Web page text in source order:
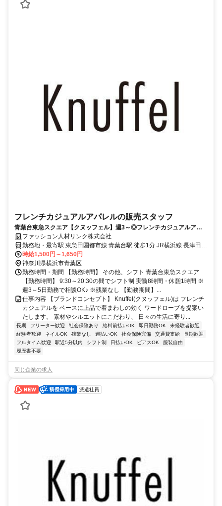
フレンチカジュアルアパレルの販売スタッフ
青葉台東急スクエア【クヌッフェル】週3～◎フレンチカジュアルアパ
レル◆時給1500円～♪
ファッション人材リンク株式会社
勤務地・最寄駅 東急田園都市線 青葉台駅 徒歩1分 JR横浜線 長津田駅
横浜市営地下鉄ブルーライン あざみ野駅
時給1,500円～1,650円
神奈川県横浜市青葉区
勤務時間・期間 【勤務時間】 その他、シフト 青葉台東急スクエア
【勤務時間】 9:30～20:30の間でシフト制 実働8時間・休憩1時間 ※
週3～5日勤務で相談OK♪ ※残業なし 【勤務期間】...
仕事内容 【ブランドコンセプト】 Knuffel(クヌッフェル)は フレンチ
カジュアルを ベースに上品で着まわしの効く ワードローブを提案い
たします。 素材やシルエットにこだわり、 日々の生活に寄り...
長期 フリーター歓迎 社会保険あり 給料前払いOK 即日勤務OK
未経験者歓迎
経験者歓迎
ネイルOK 残業なし 週払いOK 社会保険完備 交通費支給
長期歓迎
フルタイム歓迎
駅近5分以内 シフト制 日払いOK ピアスOK
服装自由
履歴書不要
同じ企業の求人
派遣社員